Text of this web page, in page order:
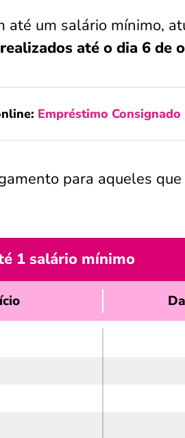
até um salário mínimo,
até o dia 6 de
Empréstimo Consignado
para aqueles
1 salário mínimo